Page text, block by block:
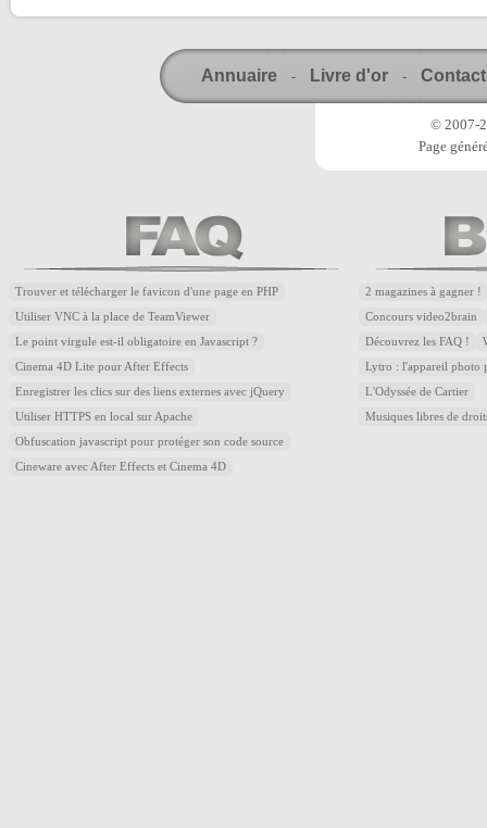
Annuaire - Livre d'or - Contact
© 2007-
Page
Trouver et télécharger le favicon d'une page en PHP
Utiliser VNC à la place de TeamViewer
Le point virgule est-il obligatoire en Javascript ?
Cinema 4D Lite pour After Effects
Enregistrer les clics sur des liens externes avec jQuery
Utiliser HTTPS en local sur Apache
Obfuscation javascript pour protéger son code source
Cineware avec After Effects et Cinema 4D
2 magazines à gagner !
Concours video2brain
Découvrez les FAQ !
Lytro : l'appareil photo
L'Odyssée de Cartier
Musiques libres de